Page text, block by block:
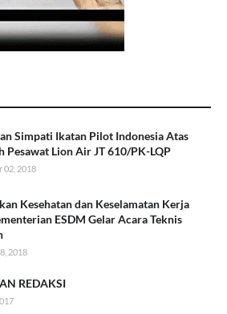
Simpati Ikatan Pilot Indonesia Atas
Pesawat Lion Air JT 610/PK-LQP
02, 2018
Kesehatan dan Keselamatan Kerja
ESDM Gelar Acara Teknis
2018
REDAKSI